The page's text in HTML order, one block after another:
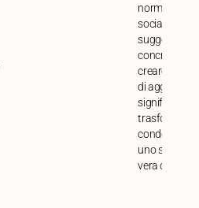
normativi e
sociali, con
suggerimenti
concreti per
creare
di
significativi e
trasformare il
condominio
uno spazio di
vera